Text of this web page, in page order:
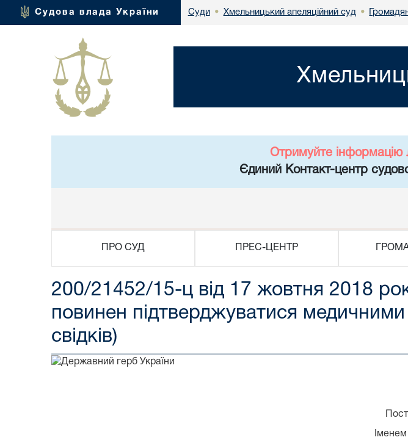
Судова влада України Суди • Хмельницький апеляційний суд •
Отримуйте інформацію
Єдиний Контакт-центр
ПРО СУД ПРЕС-ЦЕНТР
200/21452/15-ц від 17 жовтня 2018
повинен підтверджуватися
свідків)